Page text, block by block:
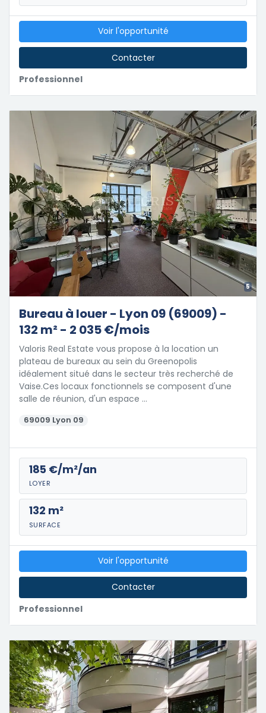
Professionnel
Voir l'opportunité
Contacter
5
Bureau à louer - Lyon 09 (69009) -
132 m² - 2 035 €/mois
Valoris Real Estate vous propose à la location un
plateau de bureaux au sein du Greenopolis
idéalement situé dans le secteur très recherché de
Vaise.Ces locaux fonctionnels se composent d'une
salle de réunion, d'un espace …
69009 Lyon 09
185 €/m²/an
LOYER
132 m²
SURFACE
Professionnel
Voir l'opportunité
Contacter